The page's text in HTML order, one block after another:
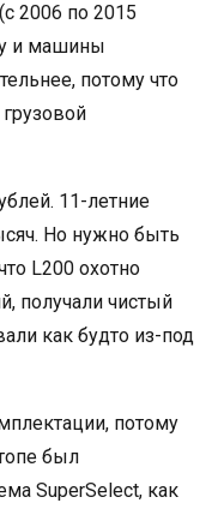
2006 по 2015
и машины
потому что
11-летние
Но нужно быть
L200 охотно
получали чистый
как будто из-под
потому
был
SuperSelect, как